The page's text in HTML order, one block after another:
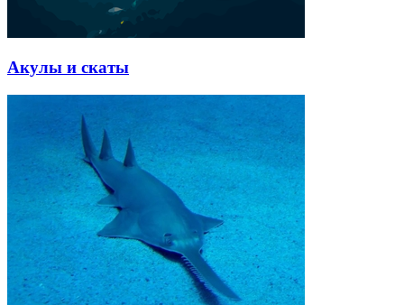
Акулы и скаты